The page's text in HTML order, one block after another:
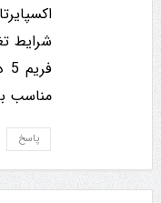
شرایط
مناسب
پاسخ